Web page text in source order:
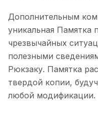
Дополнительным
уникальная Памятка
чрезвычайных
полезными
Рюкзаку. Памятка
твердой копии,
любой модификации.